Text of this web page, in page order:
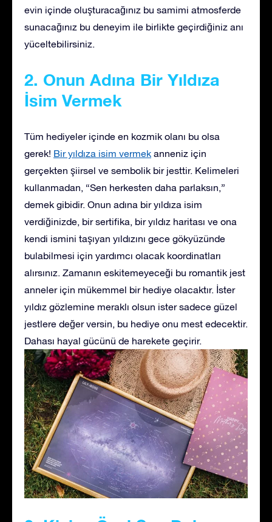
evin içinde oluşturacağınız bu samimi atmosferde
sunacağınız bu deneyim ile birlikte geçirdiğiniz anı
yüceltebilirsiniz.
2. Onun Adına Bir Yıldıza
İsim Vermek
Tüm hediyeler içinde en kozmik olanı bu olsa
gerek! Bir yıldıza isim vermek anneniz için
gerçekten şiirsel ve sembolik bir jesttir. Kelimeleri
kullanmadan, “Sen herkesten daha parlaksın,”
demek gibidir. Onun adına bir yıldıza isim
verdiğinizde, bir sertifika, bir yıldız haritası ve ona
kendi ismini taşıyan yıldızını gece gökyüzünde
bulabilmesi için yardımcı olacak koordinatları
alırsınız. Zamanın eskitemeyeceği bu romantik jest
anneler için mükemmel bir hediye olacaktır. İster
yıldız gözlemine meraklı olsun ister sadece güzel
jestlere değer versin, bu hediye onu mest edecektir.
Dahası hayal gücünü de harekete geçirir.